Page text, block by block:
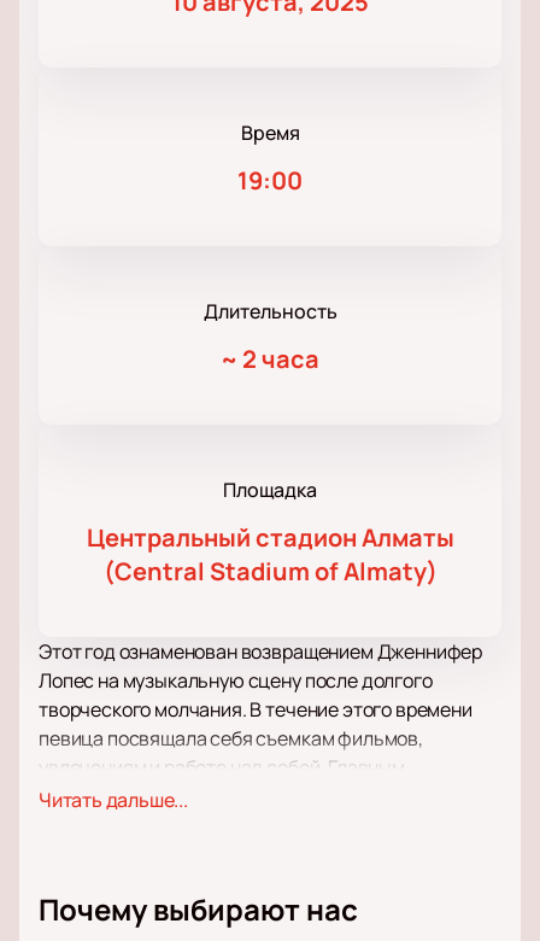
Время
19:00
Длительность
~ 2 часа
Площадка
Центральный стадион Алматы
(Central Stadium of Almaty)
Этот год ознаменован возвращением Дженнифер
Лопес на музыкальную сцену после долгого
творческого молчания. В течение этого времени
певица посвящала себя съемкам фильмов,
увлечениям и работе над собой. Главным
мотиватором для выхода нового альбома «This Is
Джей Ло новыми нотами. Так появились новые хиты
Читать дальше...
Почему выбирают нас